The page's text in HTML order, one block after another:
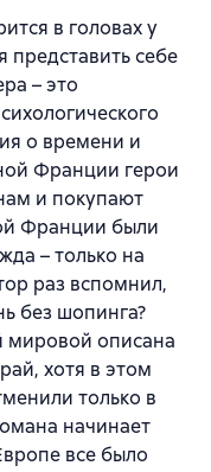
в головах у
представить себе
– это
о времени и
Франции герои
и покупают
Франции были
– только на
раз вспомнил,
без шопинга?
мировой описана
хотя в этом
только в
начинает
все было